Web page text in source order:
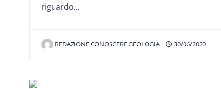
riguardo…
REDAZIONE CONOSCERE GEOLOGIA 30/06/2020